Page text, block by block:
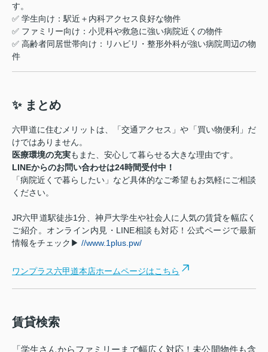
す。
✅ 学生向け：駅近＋内科アクセス良好な物件
✅ ファミリー向け：小児科や救急に強い病院近くの物件
✅ 高齢者同居世帯向け：リハビリ・整形外科が強い病院周辺の物
件
✨ まとめ
六甲道に住むメリットは、「交通アクセス」や「買い物便利」だ
けではありません。
医療環境の充実もまた、安心して暮らせる大きな理由です。
LINEからのお問い合わせは24時間受付中！
「病院近くで暮らしたい」など具体的なご希望もお気軽にご相談
ください。
JR六甲道駅徒歩1分、神戸大学生や社会人に人気の賃貸を幅広く
ご紹介。オンライン内見・LINE相談も対応！公式ページで最新
情報をチェック▶ //www.1plus.pw/
ワンプラス六甲道本店ホームページはこちら
賃貸検索
「学生さんからファミリーまで幅広く対応！未公開物件も含